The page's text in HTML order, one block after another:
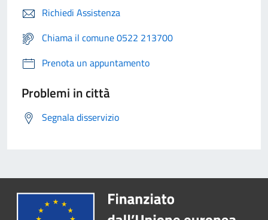
Richiedi Assistenza
Chiama il comune 0522 213700
Prenota un appuntamento
Problemi in città
Segnala disservizio